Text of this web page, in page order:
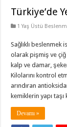
Türkiye’de
1 Yaş Üstü
Sağlıklı beslenmek
olarak pişmiş ve çiğ
kalp ve damar,
Kilolarını kontrol
arındıran
kemiklerin yapı
Devamı »